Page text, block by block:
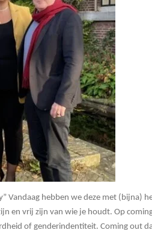
Vandaag hebben we deze met (bijna)
en vrij zijn van wie je houdt. Op
of genderindentiteit. Coming out